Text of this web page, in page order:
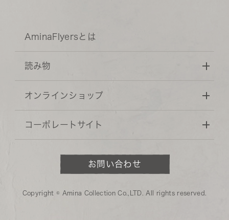
AminaFlyersとは
読み物
オンラインショップ
コーポレートサイト
お問い合わせ
Copyright © Amina Collection Co.,LTD. All rights reserved.